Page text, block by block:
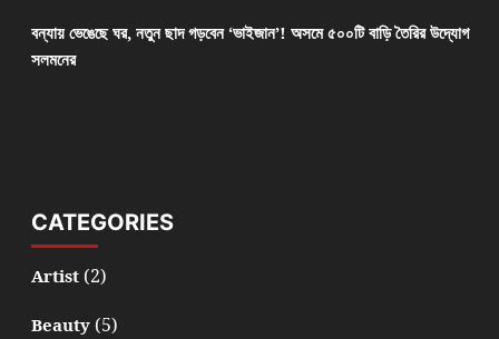
বন্যায় ভেঙেছে ঘর, নতুন ছাদ গড়বেন ‘ভাইজান’! অসমে ৫০০টি বাড়ি তৈরির উদ্যোগ
সলমনের
CATEGORIES
Artist(2)
Beauty(5)